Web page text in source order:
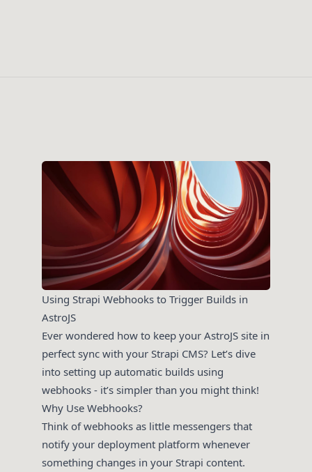
Using Strapi Webhooks to Trigger Builds in
AstroJS
Ever wondered how to keep your AstroJS site in
perfect sync with your Strapi CMS? Let’s dive
into setting up automatic builds using
webhooks - it’s simpler than you might think!
Why Use Webhooks?
Think of webhooks as little messengers that
notify your deployment platform whenever
something changes in your Strapi content.